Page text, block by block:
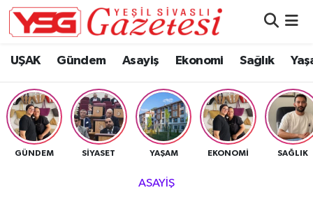
UŞAK Gündem Asayiş Ekonomi Sağlık
GÜNDEM SIYASET YAŞAM EKONOMI SAĞLIK
ASAYIŞ
Hava Durumu
Namaz Vakitleri
Trafik Durumu